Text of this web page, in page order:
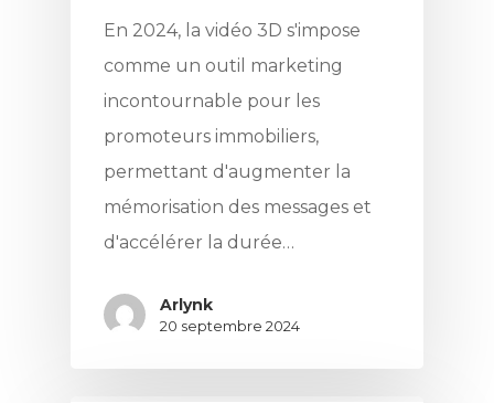
En 2024, la vidéo 3D s'impose
comme un outil marketing
incontournable pour les
promoteurs immobiliers,
permettant d'augmenter la
mémorisation des messages et
d'accélérer la durée…
Arlynk
20 septembre 2024